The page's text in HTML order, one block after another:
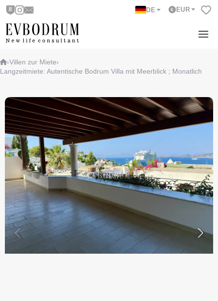
DE EUR
›Villen zur Miete›
Langzeitmiete: Autentische Bodrum Villa mit Meerblick ; Monatlich